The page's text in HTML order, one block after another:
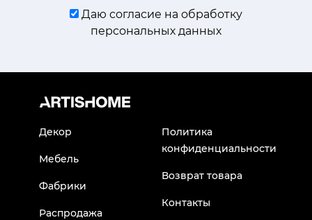
Даю согласие на обработку
персональных данных
Декор
Мебель
Фабрики
Распродажа
Политика
конфиденциальности
Возврат товара
Контакты